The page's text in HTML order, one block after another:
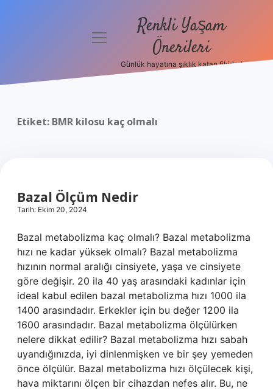
Politikası
menüyü
Renkli Yaşam
Önerileri
Günlük hayatına şıklık katan fikirler!
Etiket: BMR kilosu kaç olmalı
Bazal Ölçüm Nedir
Tarih: Ekim 20, 2024
Bazal metabolizma kaç olmalı? Bazal metabolizma
hızı ne kadar yüksek olmalı? Bazal metabolizma
hızının normal aralığı cinsiyete, yaşa ve cinsiyete
göre değişir. 20 ila 40 yaş arasındaki kadınlar için
ideal kabul edilen bazal metabolizma hızı 1000 ila
1400 arasındadır. Erkekler için bu değer 1200 ila
1600 arasındadır. Bazal metabolizma ölçülürken
nelere dikkat edilir? Bazal metabolizma hızı sabah
uyandığınızda, iyi dinlenmişken ve bir şey yemeden
önce ölçülür. Bazal metabolizma hızı ölçülecek kişi,
hava miktarını ölçen bir cihazdan nefes alır. Bu, ne